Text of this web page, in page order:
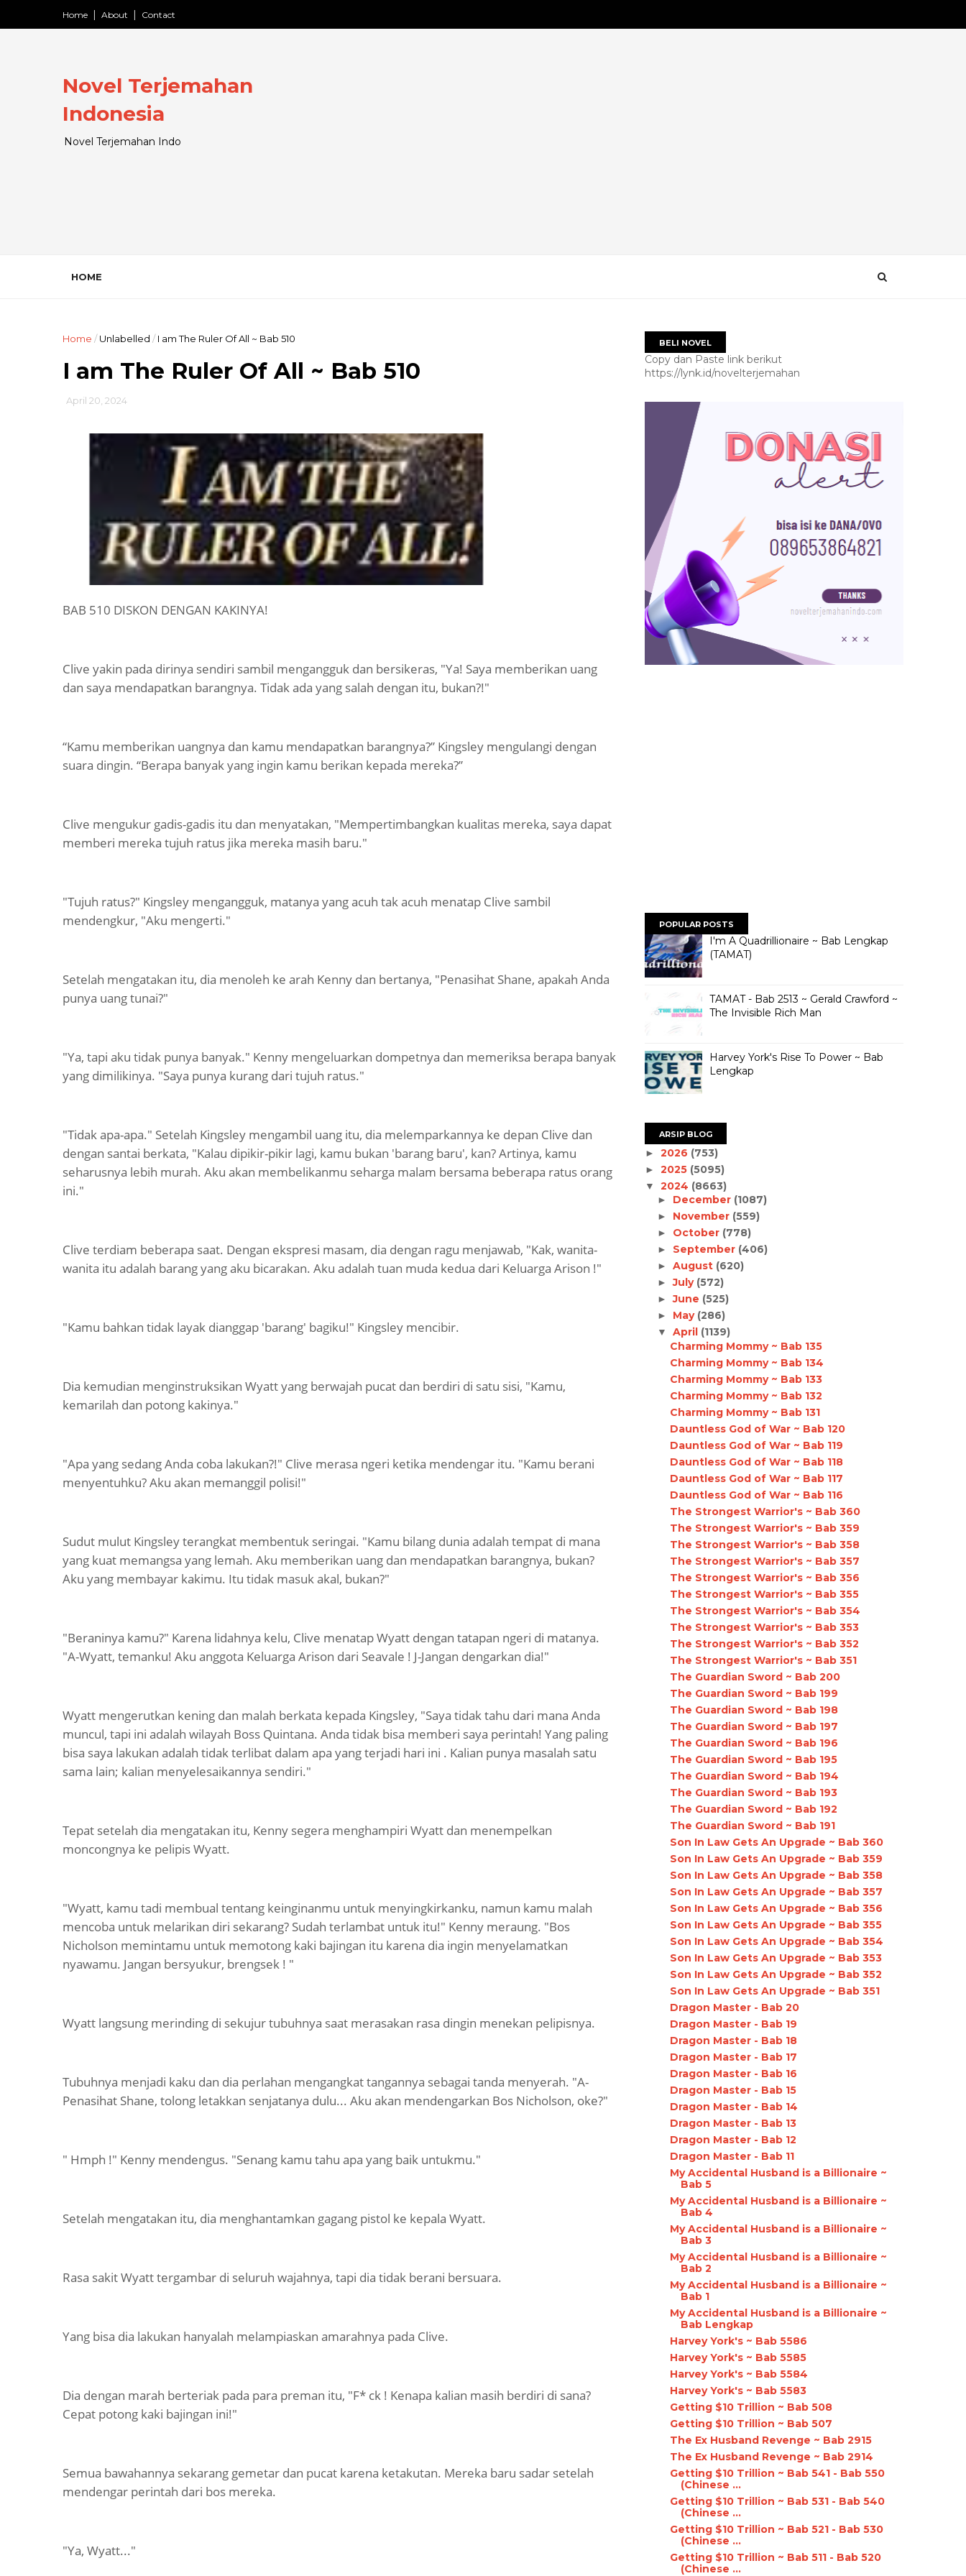
Home About Contact
Novel Terjemahan
Indonesia
Novel Terjemahan Indo
HOME
Home /Unlabelled / I am The Ruler Of All ~ Bab 510
I am The Ruler Of All ~ Bab 510
April 20, 2024
BAB 510 DISKON DENGAN KAKINYA!
Clive yakin pada dirinya sendiri sambil mengangguk dan bersikeras, "Ya! Saya memberikan uang
dan saya mendapatkan barangnya. Tidak ada yang salah dengan itu, bukan?!"
“Kamu memberikan uangnya dan kamu mendapatkan barangnya?” Kingsley mengulangi dengan
suara dingin. “Berapa banyak yang ingin kamu berikan kepada mereka?”
Clive mengukur gadis-gadis itu dan menyatakan, "Mempertimbangkan kualitas mereka, saya dapat
memberi mereka tujuh ratus jika mereka masih baru."
"Tujuh ratus?" Kingsley mengangguk, matanya yang acuh tak acuh menatap Clive sambil
mendengkur, "Aku mengerti."
Setelah mengatakan itu, dia menoleh ke arah Kenny dan bertanya, "Penasihat Shane, apakah Anda
punya uang tunai?"
"Ya, tapi aku tidak punya banyak." Kenny mengeluarkan dompetnya dan memeriksa berapa banyak
yang dimilikinya. "Saya punya kurang dari tujuh ratus."
"Tidak apa-apa." Setelah Kingsley mengambil uang itu, dia melemparkannya ke depan Clive dan
dengan santai berkata, "Kalau dipikir-pikir lagi, kamu bukan 'barang baru', kan? Artinya, kamu
seharusnya lebih murah. Aku akan membelikanmu seharga malam bersama beberapa ratus orang
ini."
Clive terdiam beberapa saat. Dengan ekspresi masam, dia dengan ragu menjawab, "Kak, wanita-
wanita itu adalah barang yang aku bicarakan. Aku adalah tuan muda kedua dari Keluarga Arison !"
"Kamu bahkan tidak layak dianggap 'barang' bagiku!" Kingsley mencibir.
Dia kemudian menginstruksikan Wyatt yang berwajah pucat dan berdiri di satu sisi, "Kamu,
kemarilah dan potong kakinya."
"Apa yang sedang Anda coba lakukan?!" Clive merasa ngeri ketika mendengar itu. "Kamu berani
menyentuhku? Aku akan memanggil polisi!"
Sudut mulut Kingsley terangkat membentuk seringai. "Kamu bilang dunia adalah tempat di mana
yang kuat memangsa yang lemah. Aku memberikan uang dan mendapatkan barangnya, bukan?
Aku yang membayar kakimu. Itu tidak masuk akal, bukan?"
"Beraninya kamu?" Karena lidahnya kelu, Clive menatap Wyatt dengan tatapan ngeri di matanya.
"A-Wyatt, temanku! Aku anggota Keluarga Arison dari Seavale ! J-Jangan dengarkan dia!"
Wyatt mengerutkan kening dan malah berkata kepada Kingsley, "Saya tidak tahu dari mana Anda
muncul, tapi ini adalah wilayah Boss Quintana. Anda tidak bisa memberi saya perintah! Yang paling
bisa saya lakukan adalah tidak terlibat dalam apa yang terjadi hari ini . Kalian punya masalah satu
sama lain; kalian menyelesaikannya sendiri."
Tepat setelah dia mengatakan itu, Kenny segera menghampiri Wyatt dan menempelkan
moncongnya ke pelipis Wyatt.
"Wyatt, kamu tadi membual tentang keinginanmu untuk menyingkirkanku, namun kamu malah
mencoba untuk melarikan diri sekarang? Sudah terlambat untuk itu!" Kenny meraung. "Bos
Nicholson memintamu untuk memotong kaki bajingan itu karena dia ingin menyelamatkan
nyawamu. Jangan bersyukur, brengsek ! "
Wyatt langsung merinding di sekujur tubuhnya saat merasakan rasa dingin menekan pelipisnya.
Tubuhnya menjadi kaku dan dia perlahan mengangkat tangannya sebagai tanda menyerah. "A-
Penasihat Shane, tolong letakkan senjatanya dulu... Aku akan mendengarkan Bos Nicholson, oke?"
" Hmph !" Kenny mendengus. "Senang kamu tahu apa yang baik untukmu."
Setelah mengatakan itu, dia menghantamkan gagang pistol ke kepala Wyatt.
Rasa sakit Wyatt tergambar di seluruh wajahnya, tapi dia tidak berani bersuara.
Yang bisa dia lakukan hanyalah melampiaskan amarahnya pada Clive.
Dia dengan marah berteriak pada para preman itu, "F* ck ! Kenapa kalian masih berdiri di sana?
Cepat potong kaki bajingan ini!"
Semua bawahannya sekarang gemetar dan pucat karena ketakutan. Mereka baru sadar setelah
mendengar perintah dari bos mereka.
"Ya, Wyatt..."
BELI NOVEL
Copy dan Paste link berikut
https://lynk.id/novelterjemahan
POPULAR POSTS
I'm A Quadrillionaire ~ Bab Lengkap
(TAMAT)
TAMAT - Bab 2513 ~ Gerald Crawford ~
The Invisible Rich Man
Harvey York's Rise To Power ~ Bab
Lengkap
ARSIP BLOG
► 2026 (753)
► 2025 (5095)
▼ 2024 (8663)
► December (1087)
► November (559)
► October (778)
► September (406)
► August (620)
►July (572)
►June (525)
► May (286)
▼ April (1139)
Charming Mommy ~ Bab 135
Charming Mommy ~ Bab 134
Charming Mommy ~ Bab 133
Charming Mommy ~ Bab 132
Charming Mommy ~ Bab 131
Dauntless God of War ~ Bab 120
Dauntless God of War ~ Bab 119
Dauntless God of War ~ Bab 118
Dauntless God of War ~ Bab 117
Dauntless God of War ~ Bab 116
The Strongest Warrior's ~ Bab 360
The Strongest Warrior's ~ Bab 359
The Strongest Warrior's ~ Bab 358
The Strongest Warrior's ~ Bab 357
The Strongest Warrior's ~ Bab 356
The Strongest Warrior's ~ Bab 355
The Strongest Warrior's ~ Bab 354
The Strongest Warrior's ~ Bab 353
The Strongest Warrior's ~ Bab 352
The Strongest Warrior's ~ Bab 351
The Guardian Sword ~ Bab 200
The Guardian Sword ~ Bab 199
The Guardian Sword ~ Bab 198
The Guardian Sword ~ Bab 197
The Guardian Sword ~ Bab 196
The Guardian Sword ~ Bab 195
The Guardian Sword ~ Bab 194
The Guardian Sword ~ Bab 193
The Guardian Sword ~ Bab 192
The Guardian Sword ~ Bab 191
Son In Law Gets An Upgrade ~ Bab 360
Son In Law Gets An Upgrade ~ Bab 359
Son In Law Gets An Upgrade ~ Bab 358
Son In Law Gets An Upgrade ~ Bab 357
Son In Law Gets An Upgrade ~ Bab 356
Son In Law Gets An Upgrade ~ Bab 355
Son In Law Gets An Upgrade ~ Bab 354
Son In Law Gets An Upgrade ~ Bab 353
Son In Law Gets An Upgrade ~ Bab 352
Son In Law Gets An Upgrade ~ Bab 351
Dragon Master - Bab 20
Dragon Master - Bab 19
Dragon Master - Bab 18
Dragon Master - Bab 17
Dragon Master - Bab 16
Dragon Master - Bab 15
Dragon Master - Bab 14
Dragon Master - Bab 13
Dragon Master - Bab 12
Dragon Master - Bab 11
My Accidental Husband is a Billionaire ~
Bab 5
My Accidental Husband is a Billionaire ~
Bab 4
My Accidental Husband is a Billionaire ~
Bab 3
My Accidental Husband is a Billionaire ~
Bab 2
My Accidental Husband is a Billionaire ~
Bab 1
My Accidental Husband is a Billionaire ~
Bab Lengkap
Harvey York's ~ Bab 5586
Harvey York's ~ Bab 5585
Harvey York's ~ Bab 5584
Harvey York's ~ Bab 5583
Getting $10 Trillion ~ Bab 508
Getting $10 Trillion ~ Bab 507
The Ex Husband Revenge ~ Bab 2915
The Ex Husband Revenge ~ Bab 2914
Getting $10 Trillion ~ Bab 541 - Bab 550
(Chinese ...
Getting $10 Trillion ~ Bab 531 - Bab 540
(Chinese ...
Getting $10 Trillion ~ Bab 521 - Bab 530
(Chinese ...
Getting $10 Trillion ~ Bab 511 - Bab 520
(Chinese ...